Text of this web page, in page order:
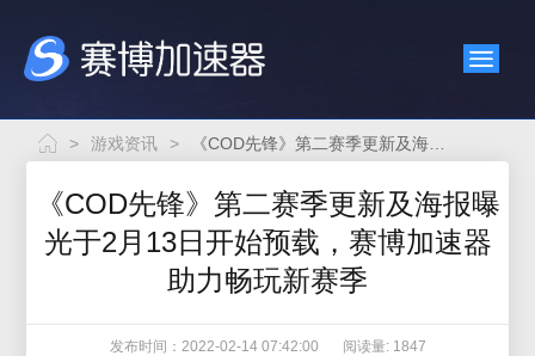
> 游戏资讯 >
《COD先锋》第二赛季更新及海报曝
光于2月13日开始预载，赛博加速器
助力畅玩新赛季
发布时间：2022-02-14 07:42:00 阅读量: 1847